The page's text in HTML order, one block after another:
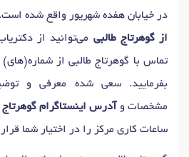
در خیابان هفده شهریور واقع شده
از گوهرتاج طالبی می‌توانید از
تماس با گوهرتاج طالبی از شماره(های)
بفرمایید. سعی شده معرفی و
مشخصات و آدرس اینستاگرام گوهرتاج
ساعات کاری مرکز را در اختیار شما